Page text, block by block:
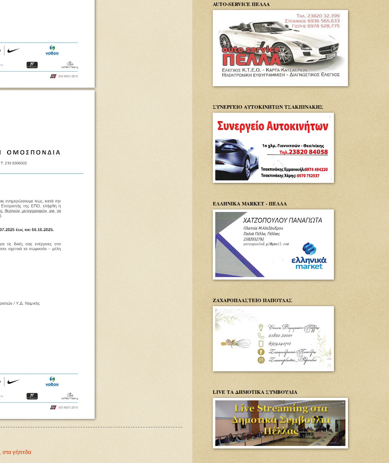
στα γήπεδα
AUTO-SERVICE ΠΕΛΛΑ
ΣΥΝΕΡΓΕΙΟ ΑΥΤΟΚΙΝΗΤΩΝ ΤΣΑΚΠΙΝΑΚΗΣ
ΕΛΛΗΝΙΚΑ MARKET - ΠΕΛΛΑ
ΖΑΧΑΡΟΠΛΑΣΤΕΙΟ ΠΑΠΟΥΛΑΣ
LIVE ΤΑ ΔΗΜΟΤΙΚΑ ΣΥΜΒΟΥΛΙΑ